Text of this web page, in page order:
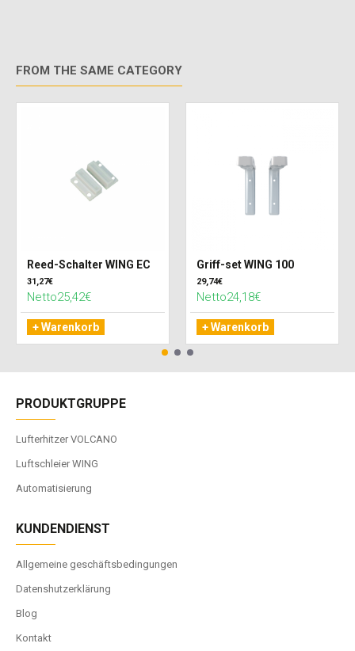
FROM THE SAME CATEGORY
Reed-Schalter WING EC
31,27€
Netto25,42€
+ Warenkorb
Griff-set WING 100
29,74€
Netto24,18€
+ Warenkorb
PRODUKTGRUPPE
Lufterhitzer VOLCANO
Luftschleier WING
Automatisierung
KUNDENDIENST
Allgemeine geschäftsbedingungen
Datenshutzerklärung
Blog
Kontakt